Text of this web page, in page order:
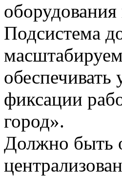
Подсистема
обеспечивать
фиксации
город».
Должно быть